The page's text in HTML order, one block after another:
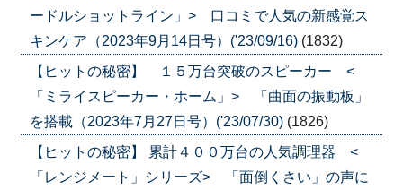
ードルショットライン」> 口コミで人気の新感覚ス
キンケア（2023年9月14日号）('23/09/16) (1832)
【ヒットの秘密】 １５万台突破のスピーカー <
「ミライスピーカー・ホーム」> 「曲面の振動板」
を搭載（2023年7月27日号）('23/07/30) (1826)
【ヒットの秘密】 累計４００万台の人気調理器 <
「レンジメート」シリーズ> 「面倒くさい」の声に